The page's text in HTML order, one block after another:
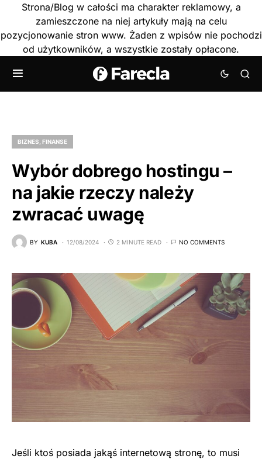
Strona/Blog w całości ma charakter reklamowy, a
zamieszczone na niej artykuły mają na celu
pozycjonowanie stron www. Żaden z wpisów nie pochodzi
od użytkowników, a wszystkie zostały opłacone.
BIZNES, FINANSE
Wybór dobrego hostingu –
na jakie rzeczy należy
zwracać uwagę
BY KUBA 12/08/2024 2 MINUTE READ NO COMMENTS
Jeśli ktoś posiada jakąś internetową stronę, to musi